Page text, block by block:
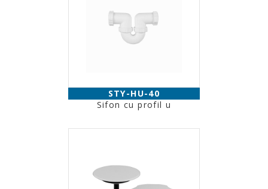
STY-HU-40
Sifon cu profil u